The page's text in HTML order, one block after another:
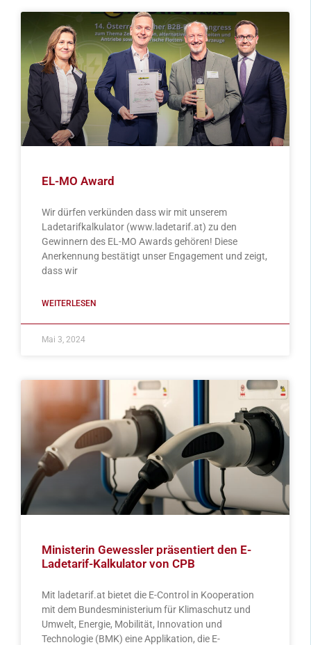
EL-MO Award
Wir dürfen verkünden dass wir mit unserem
Ladetarifkalkulator (www.ladetarif.at) zu den
Gewinnern des EL-MO Awards gehören! Diese
Anerkennung bestätigt unser Engagement und zeigt,
dass wir
WEITERLESEN
Mai 3, 2024
Ministerin Gewessler präsentiert den E-
Ladetarif-Kalkulator von CPB
Mit ladetarif.at bietet die E-Control in Kooperation
mit dem Bundesministerium für Klimaschutz und
Umwelt, Energie, Mobilität, Innovation und
Technologie (BMK) eine Applikation, die E-